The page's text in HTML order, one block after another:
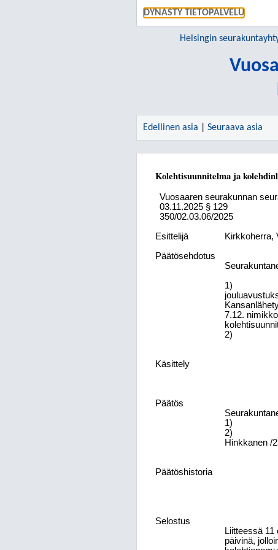
DYNASTY TIETOPALVELU
Helsingin
Edellinen asia Seuraava asia
Kolehtisuunnitelma ja
Vuosaaren seurakunnan
03.11.2025 § 129
350/02.03.06/2025
Esittelijä
Kirkkoherra,
Päätösehdotus
1)
7.12.
2)
Käsittely
Päätös
1)
2)
Hinkkanen /
Päätöshistoria
Selostus
Liitteessä
päivinä,